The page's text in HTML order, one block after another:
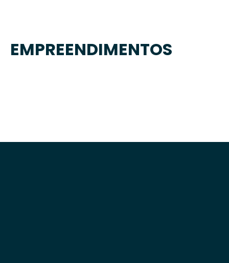
EMPREENDIMENTOS